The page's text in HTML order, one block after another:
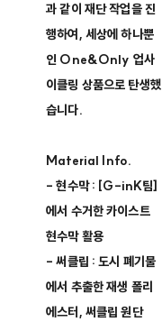
과 같이 재단 작업을 진
행하여, 세상에 하나뿐
인 One&Only 업사
이클링 상품으로 탄생했
습니다.
Material Info.
- 현수막 : [G-inK팀]
에서 수거한 카이스트
현수막 활용
- 써클립 : 도시 폐기물
에서 추출한 재생 폴리
에스터, 써클립 원단